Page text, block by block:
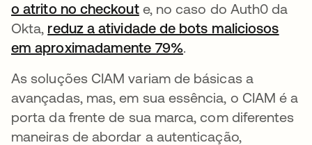
o atrito no checkoutabre em uma nova guia
e, no caso do Auth0 da
Okta, reduz a atividade de bots maliciosos
em aproximadamente 79%abre em uma nova
.
As soluções CIAM variam de básicas a
avançadas, mas, em sua essência, o CIAM é a
porta da frente de sua marca, com diferentes
maneiras de abordar a autenticação,